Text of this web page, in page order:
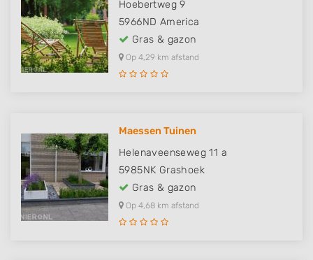
Hoebertweg 9
5966ND America
Gras & gazon
Op 4,29 km afstand
Maessen Tuinen
Helenaveenseweg 11 a
5985NK Grashoek
Gras & gazon
Op 4,68 km afstand